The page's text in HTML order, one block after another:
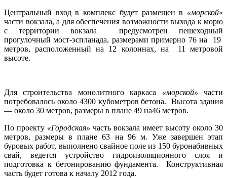
Центральный вход в комплекс будет размещен в «морской»
части вокзала, а для обеспечения возможности выхода к морю
с территории вокзала предусмотрен пешеходный
прогулочный мост-эспланада, размерами примерно 76 на 19
метров, расположенный на 12 колоннах, на 11 метровой
высоте.
Для строительства монолитного каркаса «морской» части
потребовалось около 4300 кубометров бетона. Высота здания
— около 30 метров, размеры в плане 49 на46 метров.
По проекту «Городская» часть вокзала имеет высоту около 30
метров, размеры в плане 63 на 96 м. Уже завершен этап
буровых работ, выполнено свайное поле из 150 буронабивных
свай, ведется устройство гидроизоляционного слоя и
подготовка к бетонированию фундамента. Конструктивная
часть будет готова к началу 2012 года.